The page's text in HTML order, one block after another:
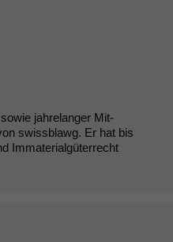
jahrelanger Mit-
swissblawg. Er hat bis
Immaterialgüterrecht